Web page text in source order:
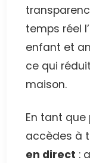
temps réel
enfant et
ce qui
maison.
En tant que
accèdes à
en direct :